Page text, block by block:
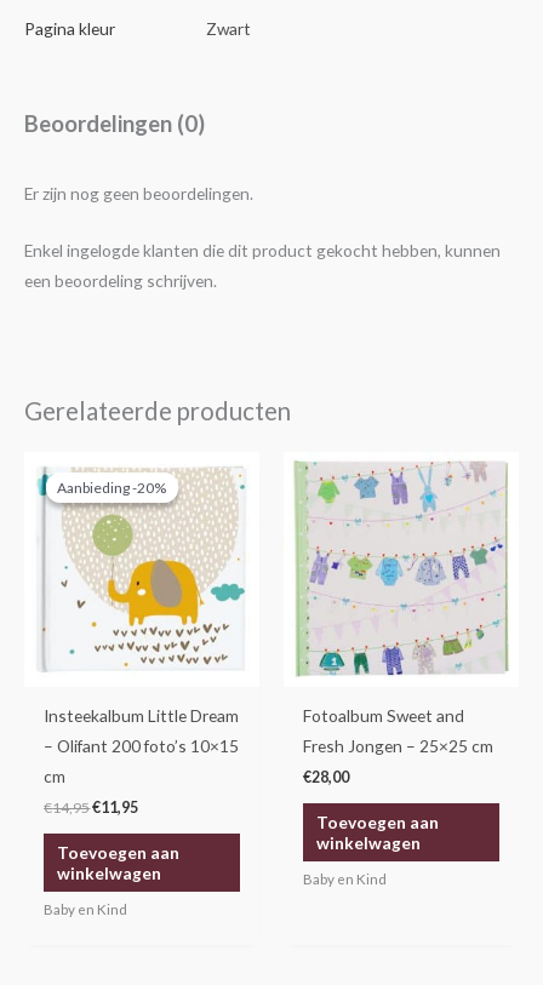
Pagina kleur
Zwart
Beoordelingen (0)
Er zijn nog geen beoordelingen.
Enkel ingelogde klanten die dit product gekocht hebben, kunnen
een beoordeling schrijven.
Gerelateerde producten
Aanbieding -20%
Aanbieding -20%
Insteekalbum Little Dream
– Olifant 200 foto’s 10×15
cm
€14,95
prijs
was:
€14,95.
€11,95
prijs
is:
€11,95.
Toevoegen aan
winkelwagen
Baby en Kind
Fotoalbum Sweet and
Fresh Jongen – 25×25 cm
€28,00
Toevoegen aan
winkelwagen
Baby en Kind